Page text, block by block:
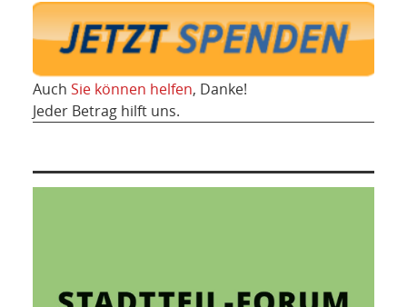
Auch Sie können helfen, Danke!
Jeder Betrag hilft uns.